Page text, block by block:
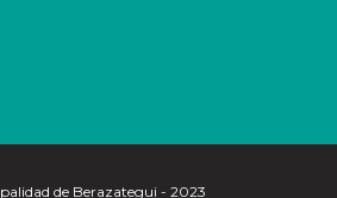
de Berazategui - 2023